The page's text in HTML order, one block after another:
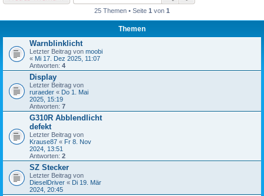
25 Themen • Seite 1 von 1
Themen
Warnblinklicht
Letzter Beitrag von moobi
« Mi 17. Dez 2025, 11:07
Antworten: 4
Display
Letzter Beitrag von
ruraeder « Do 1. Mai
2025, 15:19
Antworten: 7
G310R Abblendlicht
defekt
Letzter Beitrag von
Krause87 « Fr 8. Nov
2024, 13:51
Antworten: 2
SZ Stecker
Letzter Beitrag von
DieselDriver « Di 19. Mär
2024, 20:45